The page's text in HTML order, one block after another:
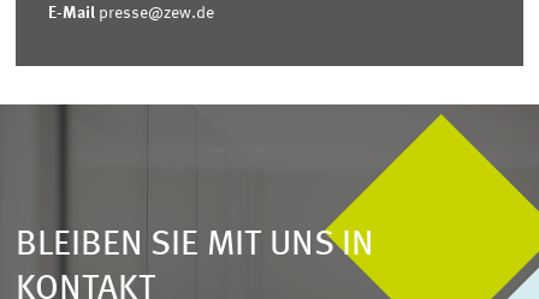
E-Mail presse@zew.de
BLEIBEN SIE MIT UNS IN
KONTAKT